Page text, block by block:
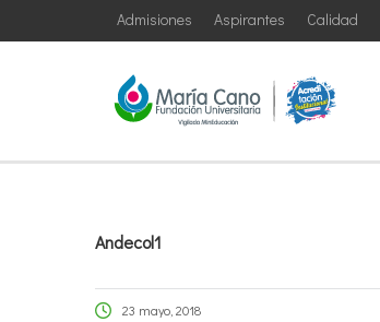
Calidad
Aspirantes
Admisiones
Andecol1
23 mayo, 2018